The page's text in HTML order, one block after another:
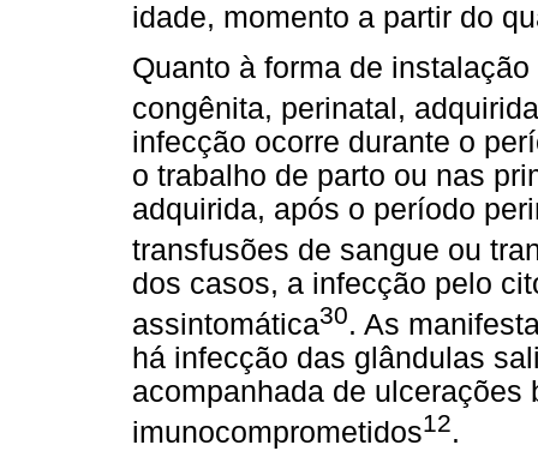
idade, momento a partir do
Quanto à forma de
congênita, perinatal,
infecção ocorre durante o
o trabalho de parto ou nas
adquirida, após o período
transfusões de sangue ou
dos casos, a infecção pelo
assintomática30. As
há infecção das glândulas
acompanhada de ulcerações
imunocomprometidos12.